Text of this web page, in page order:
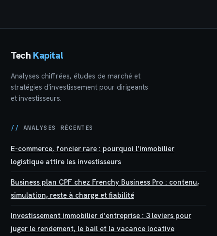
Tech Kapital
Analyses chiffrées, études de marché et
stratégies d'investissement pour dirigeants
et investisseurs.
// ANALYSES RÉCENTES
E-commerce, foncier rare : pourquoi l’immobilier
logistique attire les investisseurs
Business plan CPF chez Frenchy Business Pro : contenu,
simulation, reste à charge et fiabilité
Investissement immobilier d’entreprise : 3 leviers pour
juger le rendement, le bail et la vacance locative